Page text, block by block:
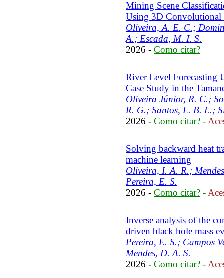
Mining Scene
Using 3D Convolutional
Oliveira, A. E. C.;
A.; Escada, M. I. S.
2026 - Como citar?
River Level Forecasting
Case Study in the
Oliveira Júnior, R. C.;
R. G.; Santos, L. B. L.;
2026 - Como citar? -
Solving backward heat
machine learning
Oliveira, I. A. R.;
Pereira, E. S.
2026 - Como citar? -
Inverse analysis of the
driven black hole mass
Pereira, E. S.; Campos
Mendes, D. A. S.
2026 - Como citar? -